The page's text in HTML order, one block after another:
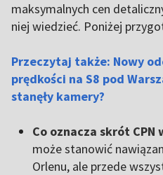
maksymalnych cen
niej wiedzieć. Poniżej
Przeczytaj także: Nowy
prędkości na S8 pod
stanęły kamery?
Co oznacza skrót CPN
może stanowić
Orlenu, ale przede